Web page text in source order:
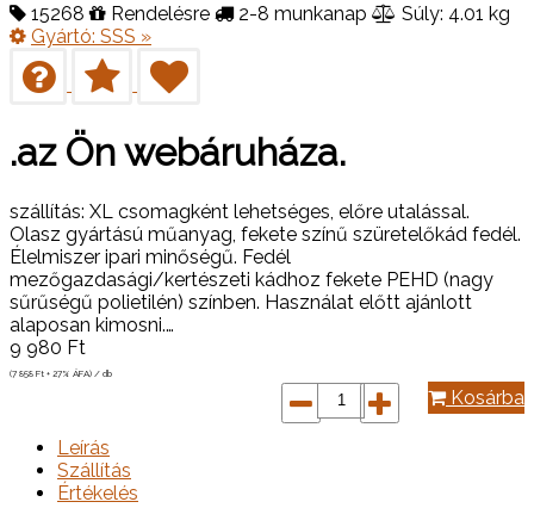
15268 Rendelésre 2-8 munkanap
Súly: 4.01 kg
Gyártó: SSS »
.az Ön webáruháza.
szállítás: XL csomagként lehetséges, előre utalással.
Olasz gyártású műanyag, fekete színű szüretelőkád fedél.
Élelmiszer ipari minőségű. Fedél
mezőgazdasági/kertészeti kádhoz fekete PEHD (nagy
sűrűségű polietilén) színben. Használat előtt ajánlott
alaposan kimosni.…
9 980 Ft
(7 858 Ft + 27% ÁFA) / db
Kosárba
Leírás
Szállítás
Értékelés